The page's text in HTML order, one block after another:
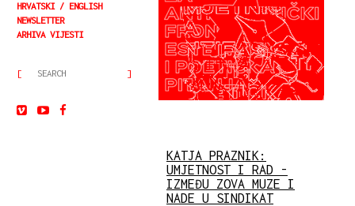
HRVATSKI
ENGLISH
NEWSLETTER
ARHIVA VIJESTI
KATJA PRAZNIK:
UMJETNOST I RAD -
IZMEĐU ZOVA MUZE I
NADE U SINDIKAT